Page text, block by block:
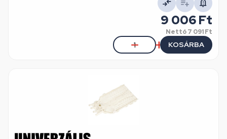
9 006 Ft
Nettó7 091 Ft
KOSÁRBA